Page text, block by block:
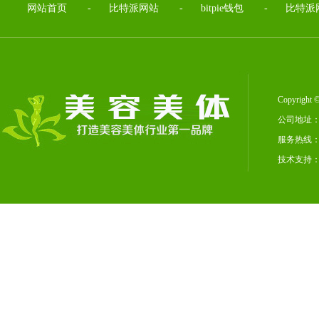
网站首页 - 比特派网站 - bitpie钱包 - 比特
Copyright
公司地址
服务热线
技术支持